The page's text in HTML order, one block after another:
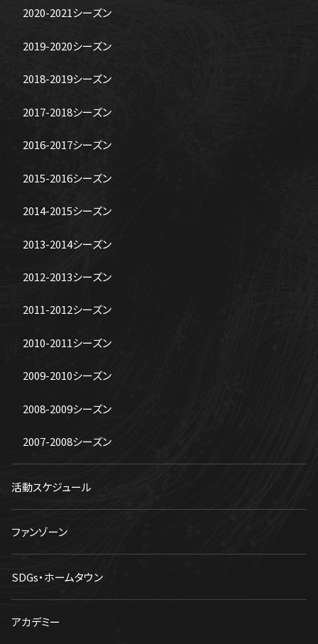
2020-2021シーズン
2019-2020シーズン
2018-2019シーズン
2017-2018シーズン
2016-2017シーズン
2015-2016シーズン
2014-2015シーズン
2013-2014シーズン
2012-2013シーズン
2011-2012シーズン
2010-2011シーズン
2009-2010シーズン
2008-2009シーズン
2007-2008シーズン
活動スケジュール
ファンゾーン
SDGs・ホームタウン
アカデミー